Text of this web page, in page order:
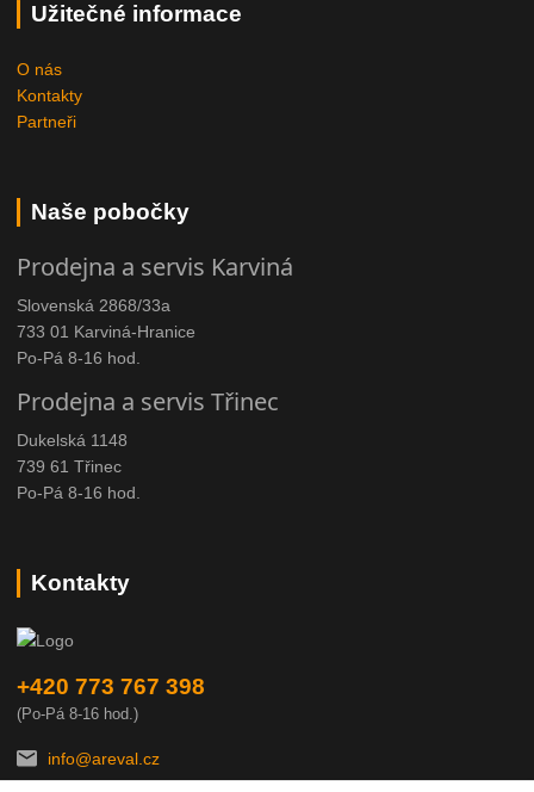
Užitečné informace
O nás
Kontakty
Partneři
Naše pobočky
Prodejna a servis Karviná
Slovenská 2868/33a
733 01 Karviná-Hranice
Po-Pá 8-16 hod.
Prodejna a servis Třinec
Dukelská 1148
739 61 Třinec
Po-Pá 8-16 hod.
Kontakty
+420 773 767 398
(Po-Pá 8-16 hod.)
info@areval.cz